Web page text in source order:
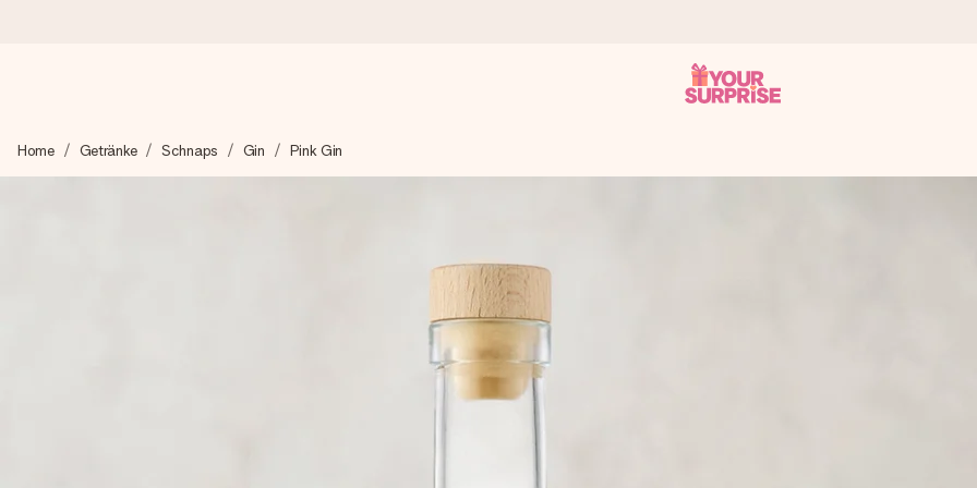
Wir bereiten dein Geschenk sorgfältig vor und schicken es blitzschnell – damit du es genau zum richtigen Zeitpunkt überreichen
zählt.
4,8 (basierend auf +15.000 Bewertungen)
Unsere Geschenke begeistern. Kunden bewerten uns mit 4,8 bei Google Reviews (Gesamtergebnis aller Länder, in die wir
Home Getränke Schnaps Gin Pink Gin